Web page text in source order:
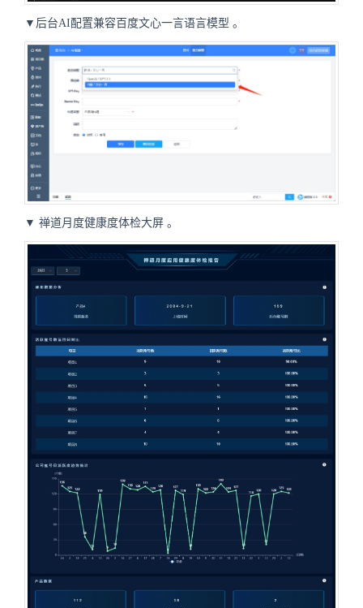
▼后台AI配置兼容百度文心一言语言模型 。
▼ 禅道月度健康度体检大屏 。